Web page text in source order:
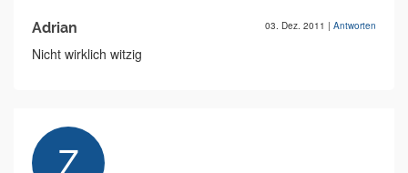
Adrian 03. Dez. 2011 | Antworten
Nicht wirklich witzig